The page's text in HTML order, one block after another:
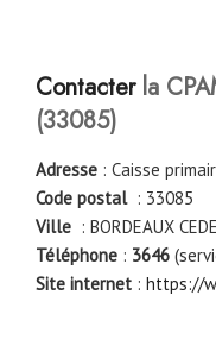
Contacterla
(33085)
Adresse : Caisse
Code postal: 33085
Ville : BORDEAUX
Téléphone : 3646
Site internet : https://